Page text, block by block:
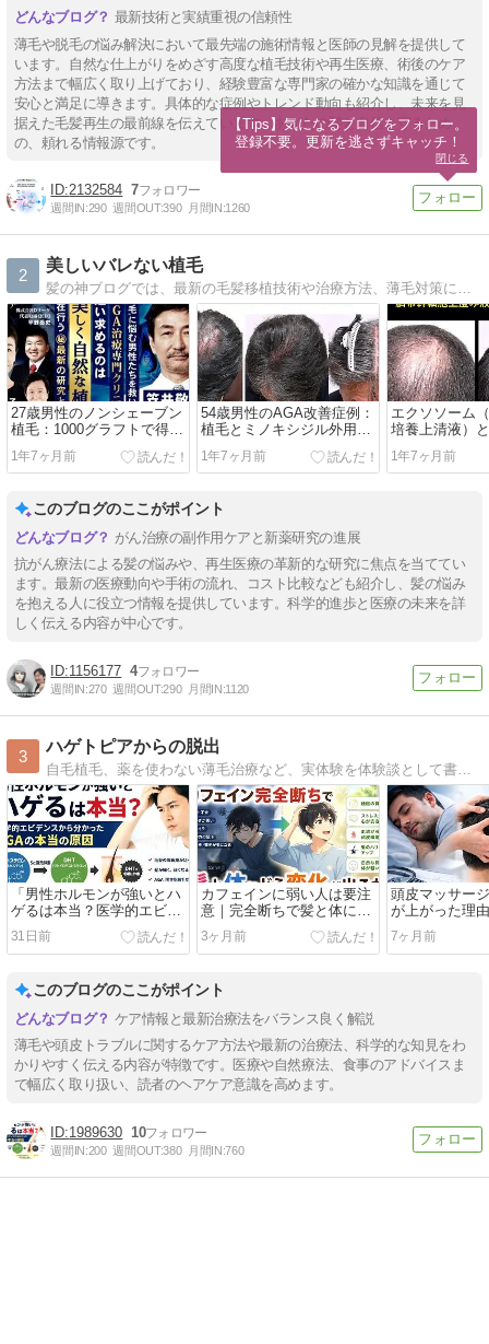
最新技術と実績重視の信頼性
薄毛や脱毛の悩み解決において最先端の施術情報と医師の見解を提供して
います。自然な仕上がりをめざす高度な植毛技術や再生医療、術後のケア
方法まで幅広く取り上げており、経験豊富な専門家の確かな知識を通じて
安心と満足に導きます。具体的な症例やトレンド動向も紹介し、未来を見
据えた毛髪再生の最前線を伝えています。あなたの髪と自信を守るため
の、頼れる情報源です。
2132584 7
週間IN:290 週間OUT:390 月間IN:1260
2
美しいバレない植毛
髪の神ブログでは、最新の毛髪移植技術や治療方法、薄毛対策について専門医が詳しく解説。成功事例や術後のケア情報も豊富に掲載し、髪の悩みを解決します。
27歳男性のノンシェーブン
植毛：1000グラフトで得た
見違える生え際
1年7ヶ月前
54歳男性のAGA改善症例：
植毛とミノキシジル外用に
よる劇的変化
1年7ヶ月前
エクソソーム
培養上清液）
1年7ヶ月前
このブログのここがポイント
がん治療の副作用ケアと新薬研究の進展
抗がん療法による髪の悩みや、再生医療の革新的な研究に焦点を当ててい
ます。最新の医療動向や手術の流れ、コスト比較なども紹介し、髪の悩み
を抱える人に役立つ情報を提供しています。科学的進歩と医療の未来を詳
しく伝える内容が中心です。
1156177 4
週間IN:270 週間OUT:290 月間IN:1120
3
ハゲトピアからの脱出
自毛植毛、薬を使わない薄毛治療など、実体験を体験談として書いています。その他にダイエット関連や、プロの美容師が執筆している記事も多数あります！
「男性ホルモンが強いとハ
ゲるは本当？医学的エビデ
ンスから分かったAGAの本
当の原因」
31日前
カフェインに弱い人は要注
意｜完全断ちで髪と体に起
こる変化とは？睡眠・スト
レス・薄毛への影響を徹底
解説
3ヶ月前
頭皮マッサー
が上がった理
れが薄毛対策
学的背景
7ヶ月前
このブログのここがポイント
ケア情報と最新治療法をバランス良く解説
薄毛や頭皮トラブルに関するケア方法や最新の治療法、科学的な知見をわ
かりやすく伝える内容が特徴です。医療や自然療法、食事のアドバイスま
で幅広く取り扱い、読者のヘアケア意識を高めます。
1989630 10
週間IN:200 週間OUT:380 月間IN:760
【Tips】気になるブログをフォロー。
登録不要。更新を逃さずキャッチ！
閉じる